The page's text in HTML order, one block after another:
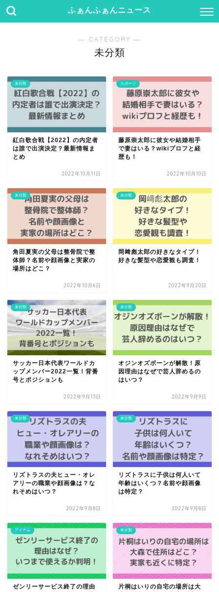
ふぁんふぁんニュース
― CATEGORY ―
未分類
未分類
紅白歌合戦【2022】の内定者
は誰で出演決定？最新情報ま
とめ
2022年10月11日
スポーツ
藤原崇太郎に彼女や結婚相手
で妻はいる？wikiプロフと経
歴も！
2022年10月10日
未分類
角田夏実の父母は整骨院で整
体師？名前や顔画像と実家の
場所はどこ？
2022年10月6日
未分類
岡﨑彪太郎の好きなタイプ！
好きな髪型や恋愛観も調査！
2022年9月20日
未分類
サッカー日本代表ワールドカ
ップメンバー2022一覧！背番
号とポジションも
2022年9月13日
未分類
オジンオズボーンが解散！原
因理由はなぜで芸人辞めるの
はいつ？
2022年9月9日
未分類
リズトラスの夫ヒュー・オレ
アリーの職業や顔画像は？な
れそめはいつ？
2022年9月8日
未分類
リズトラスに子供は何人いて
年齢はいくつ？名前や顔画像
は特定？
2022年9月8日
アイテム
ゼンリーサービス終了の理由
未分類
片桐はいりの自宅の場所は大